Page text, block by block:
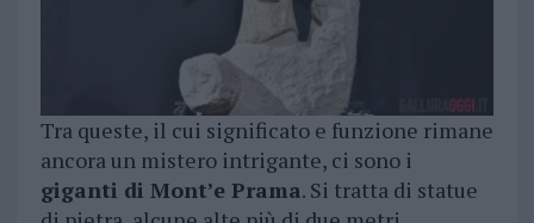
Tra queste, il cui significato e funzione rimane
ancora un mistero intrigante, ci sono i
giganti di Mont’e Prama. Si tratta di statue